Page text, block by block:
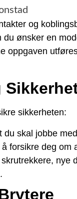
og
ønsker en
oppgaven
sikkerheten:
skal jobbe
forsikre deg om
nye